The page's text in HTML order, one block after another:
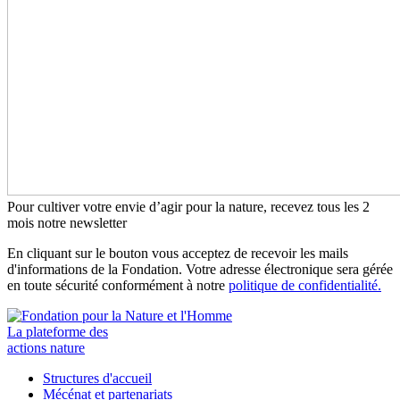
Pour cultiver votre envie d’agir pour la nature, recevez tous les 2
mois notre newsletter
En cliquant sur le bouton vous acceptez de recevoir les mails
d'informations de la Fondation. Votre adresse électronique sera gérée
en toute sécurité conformément à notre politique de confidentialité.
La plateforme des
actions nature
Structures d'accueil
Mécénat et partenariats